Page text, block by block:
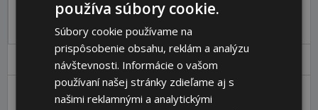
Pre pridanie produktu do košíka sa prosím
Parametre Ceny Popis
používa súbory cookie.
Súbory cookie používame na
prispôsobenie obsahu, reklám a analýzu
návštevnosti. Informácie o vašom
používaní našej stránky zdieľame aj s
našimi reklamnými a analytickými